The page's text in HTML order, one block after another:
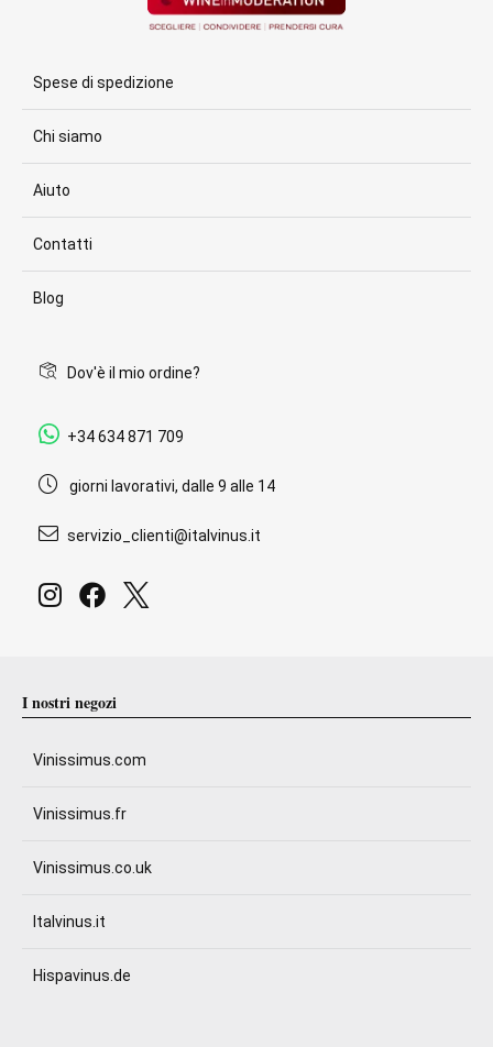
Spese di spedizione
Chi siamo
Aiuto
Contatti
Blog
Dov'è il mio ordine?
+34 634 871 709
giorni lavorativi, dalle 9 alle 14
servizio_clienti@italvinus.it
I nostri negozi
Vinissimus.com
Vinissimus.fr
Vinissimus.co.uk
Italvinus.it
Hispavinus.de